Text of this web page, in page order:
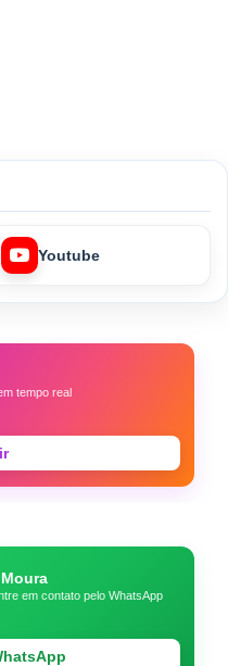
Youtube
tempo real
em contato pelo WhatsApp